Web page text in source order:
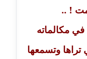
! ..
مكالماته
تراها وتسمعها